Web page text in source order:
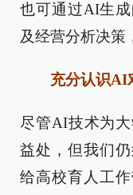
也可通过AI生
及经营分析决策
充分认识AI
尽管AI技术为
益处，但我们
给高校育人工